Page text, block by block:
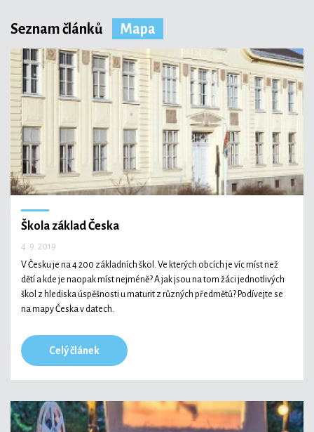
Společnost
Technologie
Ekonomika a byznys
Kultura a sport
Seznam článků Mapa
Škola základ Česka
4. 9. 2019
V Česku je na 4 200 základních škol. Ve kterých obcích je víc míst než
dětí a kde je naopak míst nejméně? A jak jsou na tom žáci jednotlivých
škol z hlediska úspěšnosti u maturit z různých předmětů? Podívejte se
na mapy Česka v datech.
Celý článek